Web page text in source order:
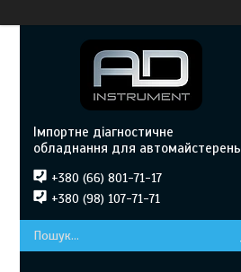
Імпортне діагностичне
обладнання для автомайстерень
+380 (66) 801-71-17
+380 (98) 107-71-71